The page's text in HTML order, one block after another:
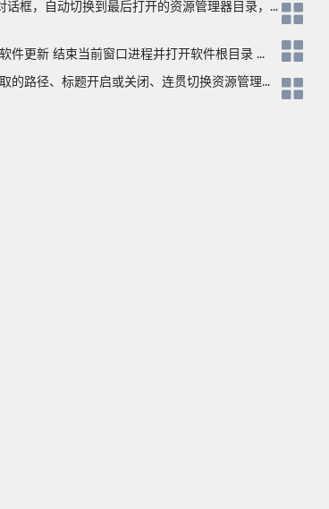
话框，自动切换到最后打开的资源管理器目录，...
件更新 结束当前窗口进程并打开软件根目录 ...
的路径、标题开启或关闭、连贯切换资源管理...